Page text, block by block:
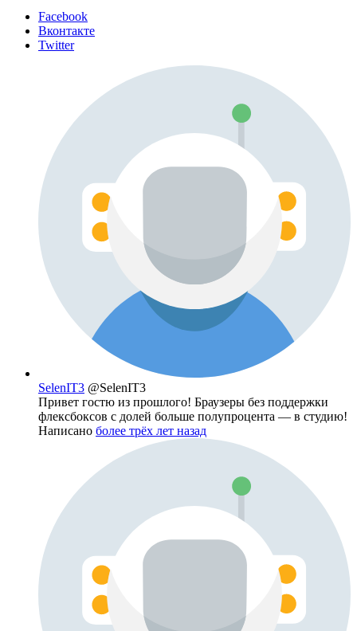
Facebook
Вконтакте
Twitter
SelenIT3 @SelenIT3
Привет гостю из прошлого! Браузеры без поддержки
флексбоксов с долей больше полупроцента — в студию!
Написано более трёх лет назад